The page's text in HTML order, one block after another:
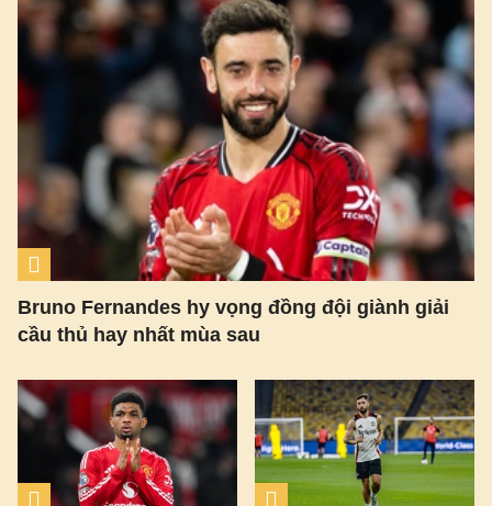
Bruno Fernandes hy vọng đồng đội giành giải
cầu thủ hay nhất mùa sau